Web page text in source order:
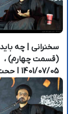
سخنرانی | چه
(قسمت چهارم) ،
1401/07/05 |
الاسلام انجوی نژاد